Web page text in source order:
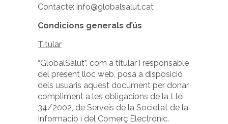
Contacte: info@globalsalut.cat
Condicions generals d’ús
Titular
“GlobalSalut”, com a titular i responsable
del present lloc web, posa a disposició
dels usuaris aquest document per donar
compliment a les obligacions de la Llei
34/2002, de Serveis de la Societat de la
Informació i del Comerç Electrònic.